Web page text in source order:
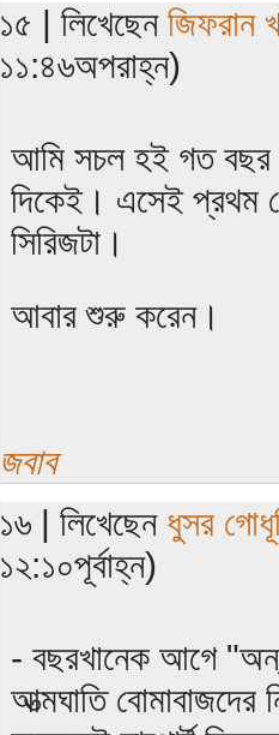
১৫ | লিখেছেন জিফরান
১১:৪৬অপরাহ্ন)
আমি সচল হই গত বছর
দিকেই। এসেই প্রথম
সিরিজটা।
আবার শুরু করেন।
জবাব
১৬ | লিখেছেন ধুসর
১২:১০পূর্বাহ্ন)
- বছরখানেক আগে
আত্মঘাতি বোমাবাজদের